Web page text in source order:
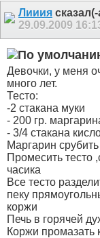
Лииия сказал(-
29.09.2009
Девочки, у меня
много лет.
Тесто:
-2 стакана муки
- 200 гр.
- 3/4 стакана
Маргарин
Промесить тесто
часика
Все тесто
пеку
коржи
Печь в горячей
Коржи промазать